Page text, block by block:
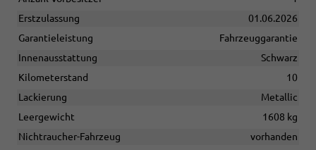
Erstzulassung
01.06.2026
Garantieleistung
Fahrzeuggarantie
Innenausstattung
Schwarz
Kilometerstand
10
Lackierung
Metallic
Leergewicht
1608 kg
Nichtraucher-Fahrzeug
vorhanden